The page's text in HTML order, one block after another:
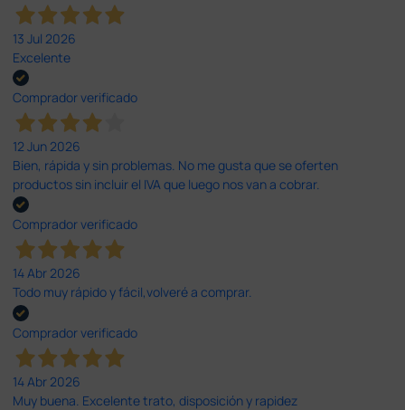
13 Jul 2026
Excelente
Comprador verificado
12 Jun 2026
Bien, rápida y sin problemas. No me gusta que se oferten
productos sin incluir el IVA que luego nos van a cobrar.
Comprador verificado
14 Abr 2026
Todo muy rápido y fácil,volveré a comprar.
Comprador verificado
14 Abr 2026
Muy buena. Excelente trato, disposición y rapidez